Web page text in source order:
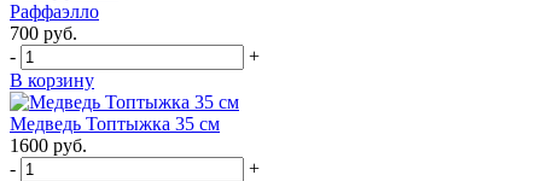
Раффаэлло
700 руб.
-
+
В корзину
Медведь Топтыжка 35 см
1600 руб.
-
+